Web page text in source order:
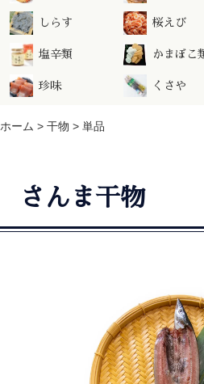
お支払い方法に
配送方法・送料
ショップにつ
株式会社アオ
LINEログイ
LINE連携にはショップ会員の登録・
ショップ会
しらす 桜えび
塩辛類 かまぼこ
珍味 くさや
ホーム > 干物 > 単品
さんま干物